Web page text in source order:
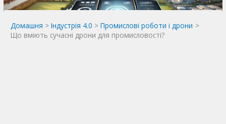
Домашня Індустрія 4.0
Промислові роботи і дрони
Що вміють сучасні дрони для промисловості?